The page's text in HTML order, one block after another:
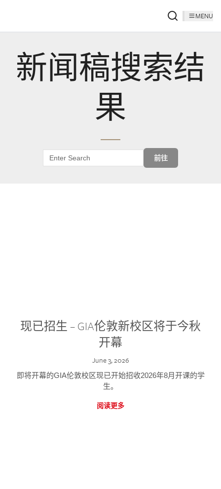
MENU
新闻稿搜索结
果
前往
现已招生 – GIA伦敦新校区将于今秋
开幕
June 3, 2026
即将开幕的GIA伦敦校区现已开始招收2026年8月开课的学
生。
阅读更多